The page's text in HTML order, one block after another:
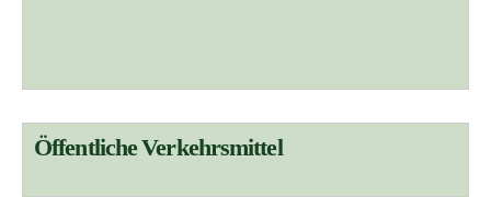
Öffentliche Verkehrsmittel